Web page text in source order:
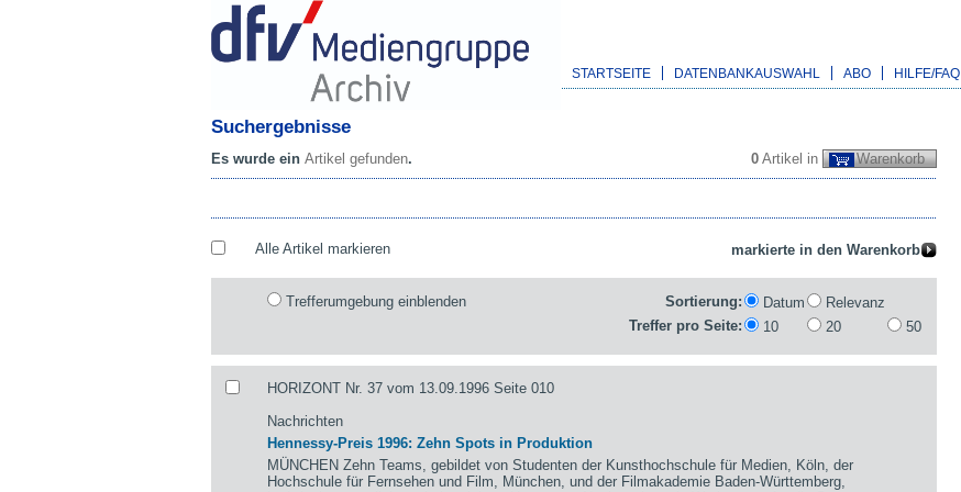
STARTSEITE DATENBANKAUSWAHL ABO HILFE/FAQ
Suchergebnisse
0 Artikel in Warenkorb
Es wurde ein Artikel gefunden.
Alle Artikel markieren
Trefferumgebung einblenden Sortierung: Datum
Relevanz
Treffer pro Seite:
10 20 50
HORIZONT Nr. 37 vom 13.09.1996 Seite 010
Nachrichten
Hennessy-Preis 1996: Zehn Spots in Produktion
MÜNCHEN Zehn Teams, gebildet von Studenten der Kunsthochschule für Medien, Köln, der
Hochschule für Fernsehen und Film, München, und der Filmakademie Baden-Württemberg,